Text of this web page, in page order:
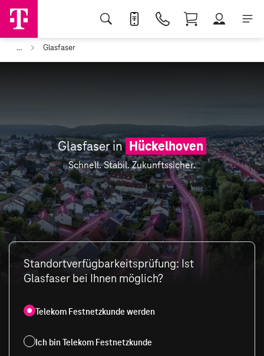
... Glasfaser
Glasfaser in Hückelhoven
Schnell. Stabil. Zukunftssicher.
Standortverfügbarkeitsprüfung: Ist
Glasfaser bei Ihnen möglich?
Telekom Festnetzkunde werden
Ich bin Telekom Festnetzkunde